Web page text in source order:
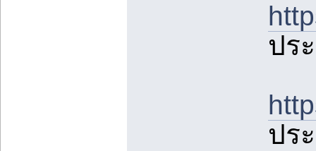
ปร
ปร